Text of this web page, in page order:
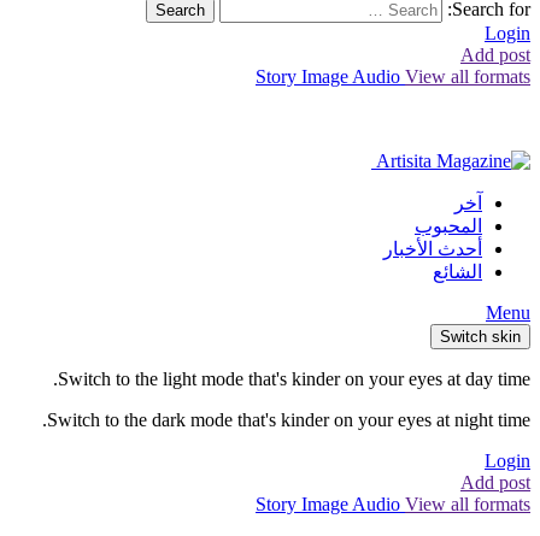
Search for:
Search
Login
Add post
Story Image Audio View all formats
آخر
المحبوب
أحدث الأخبار
الشائع
Menu
Switch skin
Switch to the light mode that's kinder on your eyes at day time.
Switch to the dark mode that's kinder on your eyes at night time.
Login
Add post
Story Image Audio View all formats